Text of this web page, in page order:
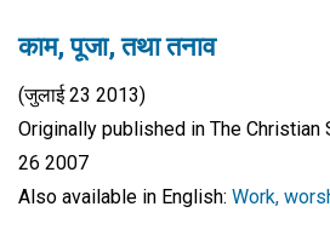
काम, पूजा, तथा तनाव
(जुलाई 23 2013)
Originally published in The Christian
26 2007
Also available in English: Work,